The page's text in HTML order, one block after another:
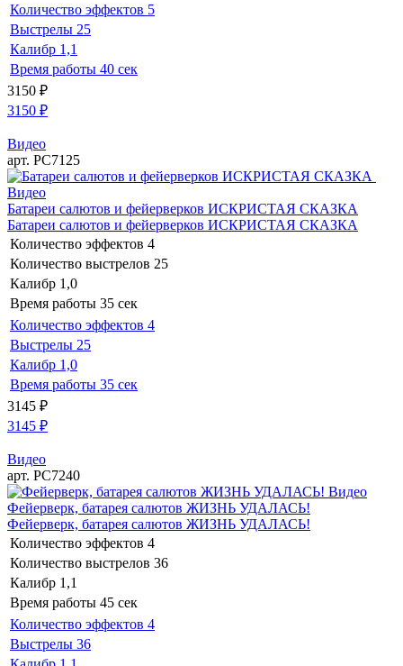
Количество эффектов 5
Выстрелы 25
Калибр 1,1
Время работы 40 сек
3150 ₽
3150 ₽
Видео
арт. РС7125
Видео
Батареи салютов и фейерверков ИСКРИСТАЯ СКАЗКА
Батареи салютов и фейерверков ИСКРИСТАЯ СКАЗКА
Количество эффектов 4
Количество выстрелов 25
Калибр 1,0
Время работы 35 сек
Количество эффектов 4
Выстрелы 25
Калибр 1,0
Время работы 35 сек
3145 ₽
3145 ₽
Видео
арт. РС7240
Видео
Фейерверк, батарея салютов ЖИЗНЬ УДАЛАСЬ!
Фейерверк, батарея салютов ЖИЗНЬ УДАЛАСЬ!
Количество эффектов 4
Количество выстрелов 36
Калибр 1,1
Время работы 45 сек
Количество эффектов 4
Выстрелы 36